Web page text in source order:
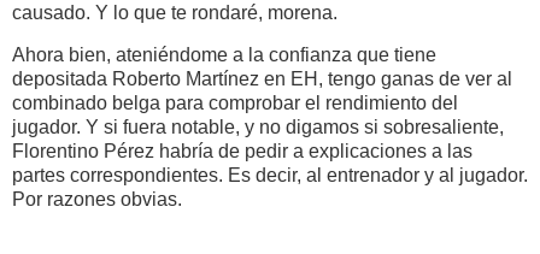
causado. Y lo que te rondaré, morena.
Ahora bien, ateniéndome a la confianza que tiene
depositada Roberto Martínez en EH, tengo ganas de ver al
combinado belga para comprobar el rendimiento del
jugador. Y si fuera notable, y no digamos si sobresaliente,
Florentino Pérez habría de pedir a explicaciones a las
partes correspondientes. Es decir, al entrenador y al jugador.
Por razones obvias.